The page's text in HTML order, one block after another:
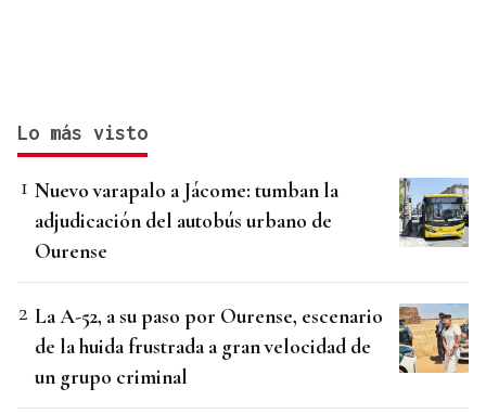
Lo más visto
Nuevo varapalo a Jácome: tumban la
adjudicación del autobús urbano de
Ourense
La A-52, a su paso por Ourense, escenario
de la huida frustrada a gran velocidad de
un grupo criminal